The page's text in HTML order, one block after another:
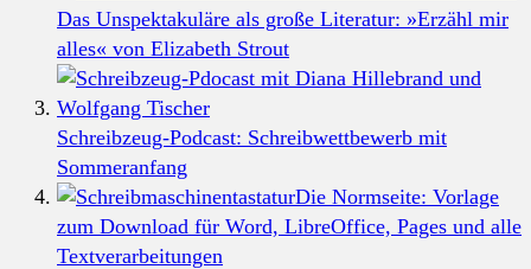
Das Unspektakuläre als große Literatur: »Erzähl mir
alles« von Elizabeth Strout
Schreibzeug-Podcast: Schreibwettbewerb mit
Sommeranfang
Die Normseite: Vorlage
zum Download für Word, LibreOffice, Pages und alle
Textverarbeitungen